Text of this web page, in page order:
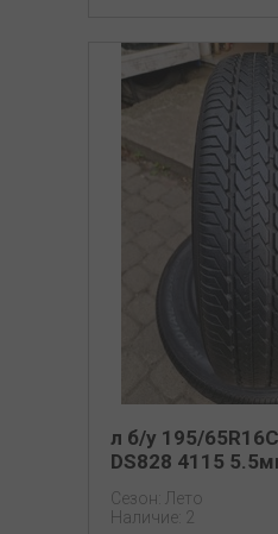
л б/у 195/
DS828 4115
Сезон: Лето
Наличие: 2